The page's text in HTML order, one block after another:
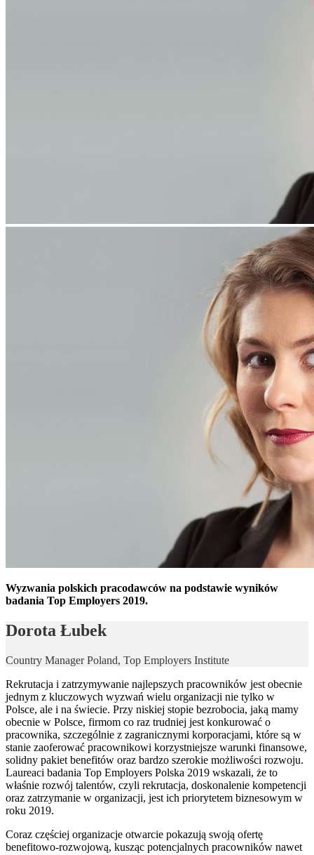
Wyzwania polskich pracodawców na podstawie wyników
badania Top Employers 2019.
Dorota Łubek
Country Manager Poland, Top Employers Institute
Rekrutacja i zatrzymywanie najlepszych pracowników jest obecnie
jednym z kluczowych wyzwań wielu organizacji nie tylko w
Polsce, ale i na świecie. Przy niskiej stopie bezrobocia, jaką mamy
obecnie w Polsce, firmom co raz trudniej jest konkurować o
pracownika, szczególnie z zagranicznymi korporacjami, które są w
stanie zaoferować pracownikowi korzystniejsze warunki finansowe,
solidny pakiet benefitów oraz bardzo szerokie możliwości rozwoju.
Laureaci badania Top Employers Polska 2019 wskazali, że to
właśnie rozwój talentów, czyli rekrutacja, doskonalenie kompetencji
oraz zatrzymanie w organizacji, jest ich priorytetem biznesowym w
roku 2019.
Coraz częściej organizacje otwarcie pokazują swoją ofertę
benefitowo-rozwojową, kusząc potencjalnych pracowników nawet